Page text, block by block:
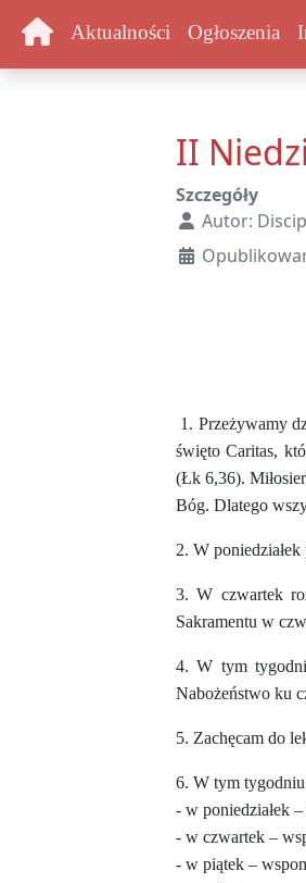
Aktualności Ogłoszenia
II
Szczegóły
Autor:
1. Przeżywamy
święto Caritas,
(Łk 6,36).
Bóg. Dlatego
2. W
3. W czwartek
Sakramentu w
4. W tym
Nabożeństwo ku
5. Zachęcam do
6. W tym
- w poniedziałek
- w czwartek –
- w piątek –